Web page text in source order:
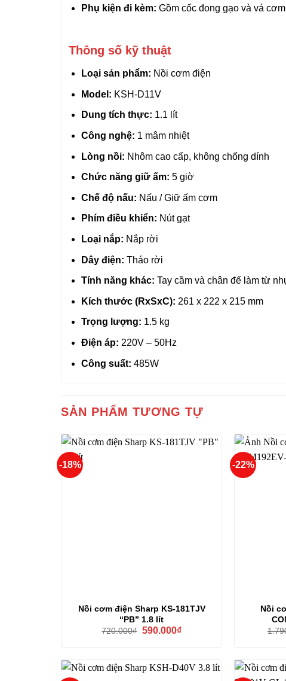
Phụ kiện đi kèm: Gồm cốc đong gạo và vá
Thông số kỹ thuật
Loại sản phẩm: Nồi cơm điện
Model: KSH-D11V
Dung tích thực: 1.1 lít
Công nghệ: 1 mâm nhiệt
Lòng nồi: Nhôm cao cấp, không chống dính
Chức năng giữ ấm: 5 giờ
Chế độ nấu: Nấu / Giữ ấm cơm
Phím điều khiển: Nút gạt
Loại nắp: Nắp rời
Dây điện: Tháo rời
Tính năng khác: Tay cầm và chân đế làm từ
Kích thước (RxSxC): 261 x 222 x 215 mm
Trọng lượng: 1.5 kg
Điện áp: 220V – 50Hz
Công suất: 485W
SẢN PHẨM TƯƠNG TỰ
-18%
Nồi cơm điện Sharp KS-181TJV
“PB” 1.8 lít
720.000₫ Giá
590.000₫Giá
590.000₫.
-22%
Nồi